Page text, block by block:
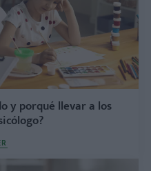
y porqué llevar a los